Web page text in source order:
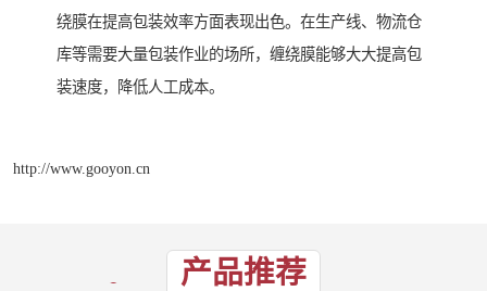
绕膜在提高包装效率方面表现出色。在生产线、物流仓
库等需要大量包装作业的场所，缠绕膜能够大大提高包
装速度，降低人工成本。
http://www.gooyon.cn
产品推荐